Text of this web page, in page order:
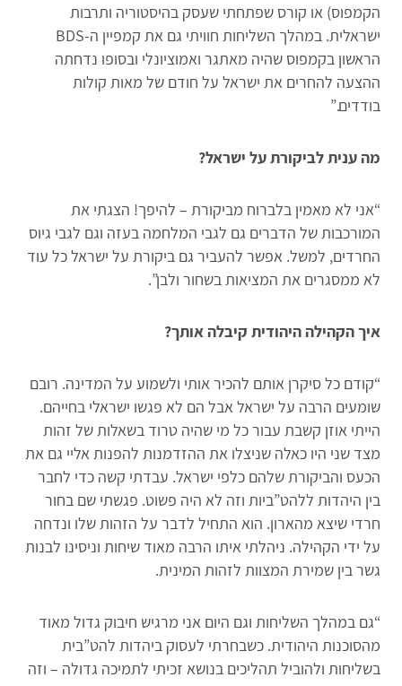
הקמפוס) או קורס שפתחתי שעסק בהיסטוריה ותרבות
ישראלית. במהלך השליחות חוויתי גם את קמפיין ה-BDS
הראשון בקמפוס שהיה מאתגר ואמוציונלי ובסופו נדחתה
ההצעה להחרים את ישראל על חודם של מאות קולות
בודדים.”
מה ענית לביקורת על ישראל?
“אני לא מאמין בלברוח מביקורת – להיפך! הצגתי את
המורכבות של הדברים גם לגבי המלחמה בעזה וגם לגבי גיוס
החרדים, למשל. אפשר להעביר גם ביקורת על ישראל כל עוד
לא ממסגרים את המציאות בשחור ולבן”.
איך הקהילה היהודית קיבלה אותך?
“קודם כל סיקרן אותם להכיר אותי ולשמוע על המדינה. רובם
שומעים הרבה על ישראל אבל הם לא פגשו ישראלי בחייהם.
הייתי אוזן קשבת עבור כל מי שהיה טרוד בשאלות של זהות
מצד שני היו כאלה שניצלו את ההזדמנות להפנות אליי גם את
הכעס והביקורת שלהם כלפי ישראל. עבדתי קשה כדי לחבר
בין היהדות ללהט”ביות וזה לא היה פשוט. פגשתי שם בחור
חרדי שיצא מהארון. הוא התחיל לדבר על הזהות שלו ונדחה
על ידי הקהילה. ניהלתי איתו הרבה מאוד שיחות וניסינו לבנות
גשר בין שמירת המצוות לזהות המינית.
“גם במהלך השליחות וגם היום אני מרגיש חיבוק גדול מאוד
מהסוכנות היהודית. כשבחרתי לעסוק ביהדות להט”בית
בשליחות ולהוביל תהליכים בנושא זכיתי לתמיכה גדולה – וזה